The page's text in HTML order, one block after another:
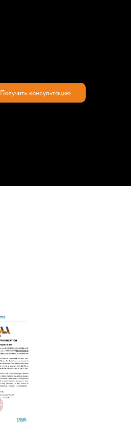
Получить консультацию